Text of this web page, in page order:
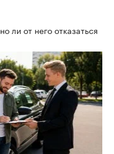
ли от него отказаться